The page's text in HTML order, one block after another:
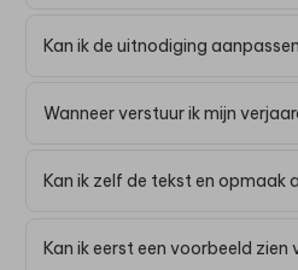
Kan ik de uitnodiging
Wanneer verstuur ik mijn
Kan ik zelf de tekst en opmaak
Kan ik eerst een voorbeeld zien